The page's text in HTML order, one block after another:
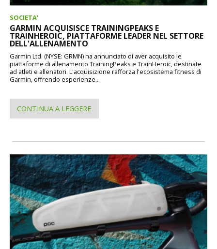
SOCIETA'
GARMIN ACQUISISCE TRAININGPEAKS E
TRAINHEROIC, PIATTAFORME LEADER NEL SETTORE
DELL'ALLENAMENTO
Garmin Ltd. (NYSE: GRMN) ha annunciato di aver acquisito le
piattaforme di allenamento TrainingPeaks e TrainHeroic, destinate
ad atleti e allenatori. L'acquisizione rafforza l'ecosistema fitness di
Garmin, offrendo esperienze...
CONTINUA A LEGGERE